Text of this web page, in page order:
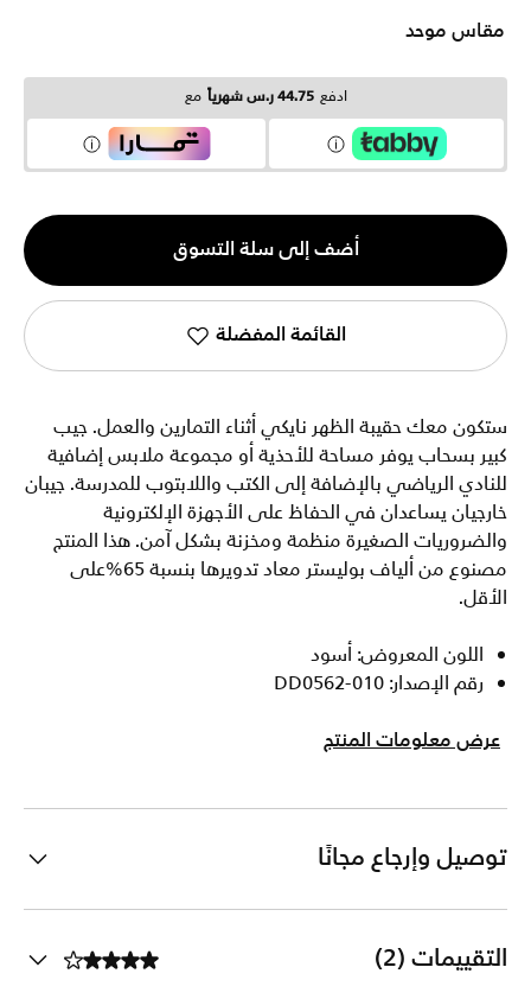
مقاس موحد
ادفع 44.75 ر.س شهرياً مع
الكمية
1
أضف إلى سلة التسوق
القائمة المفضلة
ستكون معك حقيبة الظهر نايكي أثناء التمارين والعمل. جيب
كبير بسحاب يوفر مساحة للأحذية أو مجموعة ملابس إضافية
للنادي الرياضي بالإضافة إلى الكتب واللابتوب للمدرسة. جيبان
خارجيان يساعدان في الحفاظ على الأجهزة الإلكترونية
والضروريات الصغيرة منظمة ومخزنة بشكل آمن. هذا المنتج
مصنوع من ألياف بوليستر معاد تدويرها بنسبة 65%على
الأقل.
اللون المعروض: أسود
رقم الإصدار: DD0562-010
عرض معلومات المنتج
توصيل وإرجاع مجانًا
التقييمات (2)